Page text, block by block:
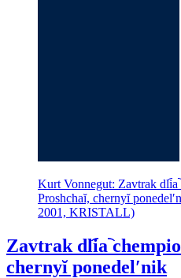
Kurt Vonnegut: Zavtrak
Proshchaĭ, chernyĭ
2001, KRISTALL)
Zavtrak dli︠a︡
chernyĭ ponedelʹnik